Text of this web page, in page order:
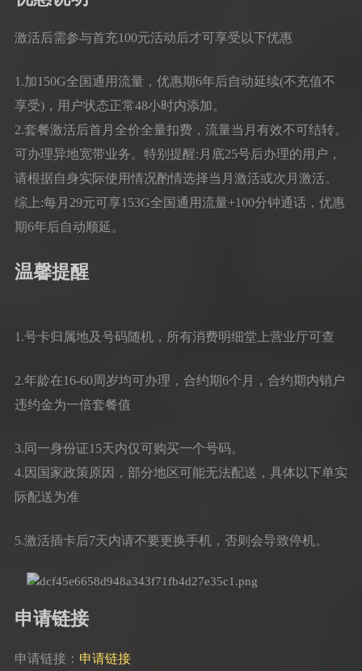
激活后需参与首充100元活动后才可享受以下优惠
1.加150G全国通用流量，优惠期6年后自动延续(不充值不
享受)，用户状态正常48小时内添加。
2.套餐激活后首月全价全量扣费，流量当月有效不可结转。
可办理异地宽带业务。特别提醒:月底25号后办理的用户，
请根据自身实际使用情况酌情选择当月激活或次月激活。
综上:每月29元可享153G全国通用流量+100分钟通话，优惠
期6年后自动顺延。
温馨提醒
1.号卡归属地及号码随机，所有消费明细堂上营业厅可查
2.年龄在16-60周岁均可办理，合约期6个月，合约期内销户
违约金为一倍套餐值
3.同一身份证15天内仅可购买一个号码。
4.因国家政策原因，部分地区可能无法配送，具体以下单实
际配送为准
5.激活插卡后7天内请不要更换手机，否则会导致停机。
申请链接
申请链接： 申请链接